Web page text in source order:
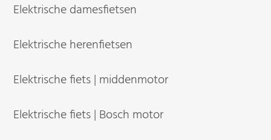
Elektrische damesfietsen
Elektrische herenfietsen
Elektrische fiets | middenmotor
Elektrische fiets | Bosch motor